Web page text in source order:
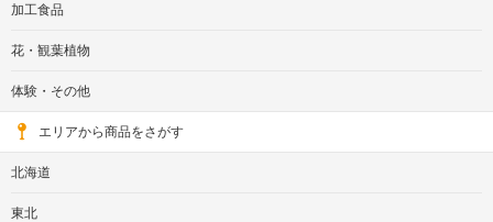
加工食品
花・観葉植物
体験・その他
エリアから商品をさがす
北海道
東北